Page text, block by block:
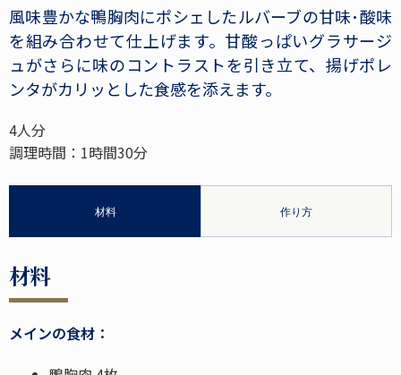
風味豊かな鴨胸肉にポシェしたルバーブの甘味･酸味
を組み合わせて仕上げます。甘酸っぱいグラサージ
ュがさらに味のコントラストを引き立て、揚げポレ
ンタがカリッとした食感を添えます。
4人分
調理時間：1時間30分
材料 作り方
材料
メインの食材：